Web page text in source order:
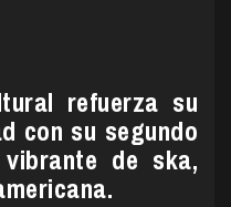
refuerza su
con su segundo
de ska,